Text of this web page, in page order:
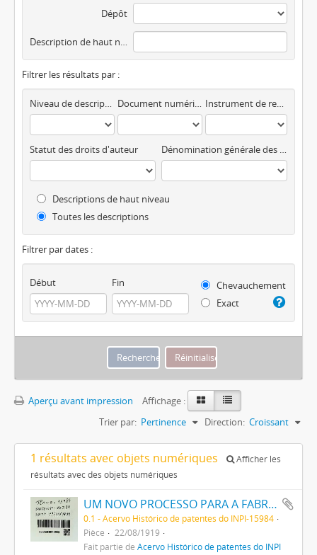
Dépôt
Description de haut niveau
Filtrer les résultats par :
Niveau de description Document numérique disponible Instrument de recherche
Statut des droits d'auteur Dénomination générale des documents
Descriptions de haut niveau
Toutes les descriptions
Filtrer par dates :
Début Fin
Chevauchement
Exact
Aperçu avant impression
Affichage :
Trier par: Pertinence Direction: Croissant
1 résultats avec objets numériques
Afficher les
résultats avec des objets numériques
UM NOVO PROCESSO PARA A FABRICAÇÃO DE TINTAS EM PÓ POR MEIO DA PRECIPITAÇÃO E FIXAÇÃO DE TINTAS ANILINAS SOBRE CORPOS MINERAES
0.1 - Acervo Histórico de patentes do INPI-15984
Pièce
22/08/1919
Fait partie de Acervo Histórico de patentes do INPI